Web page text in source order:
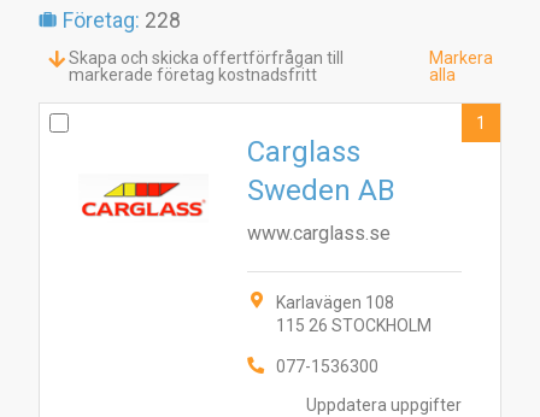
Företag: 228
Skapa och skicka offertförfrågan till
markerade företag kostnadsfritt
Markera
alla
Uppdatera uppgifter
Carglass
Sweden AB
www.carglass.se
Karlavägen 108
115 26 STOCKHOLM
077-1536300
1